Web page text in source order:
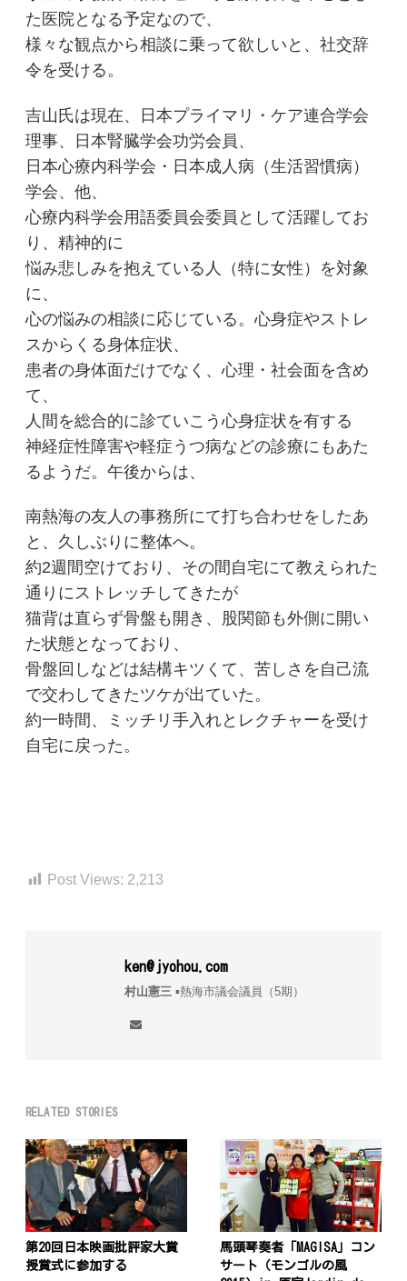
た医院となる予定なので、
様々な観点から相談に乗って欲しいと、社交辞
令を受ける。
吉山氏は現在、日本プライマリ・ケア連合学会
理事、日本腎臓学会功労会員、
日本心療内科学会・日本成人病（生活習慣病）
学会、他、
心療内科学会用語委員会委員として活躍してお
り、精神的に
悩み悲しみを抱えている人（特に女性）を対象
に、
心の悩みの相談に応じている。心身症やストレ
スからくる身体症状、
患者の身体面だけでなく、心理・社会面を含め
て、
人間を総合的に診ていこう心身症状を有する
神経症性障害や軽症うつ病などの診療にもあた
るようだ。午後からは、
南熱海の友人の事務所にて打ち合わせをしたあ
と、久しぶりに整体へ。
約2週間空けており、その間自宅にて教えられた
通りにストレッチしてきたが
猫背は直らず骨盤も開き、股関節も外側に開い
た状態となっており、
骨盤回しなどは結構キツくて、苦しさを自己流
で交わしてきたツケが出ていた。
約一時間、ミッチリ手入れとレクチャーを受け
自宅に戻った。
Post Views: 2,213
ken@jyohou.com
村山憲三▪︎熱海市議会議員（5期）
RELATED STORIES
第20回日本映画批評家大賞
授賞式に参加する
馬頭琴奏者「MAGISA」コン
サート（モンゴルの風